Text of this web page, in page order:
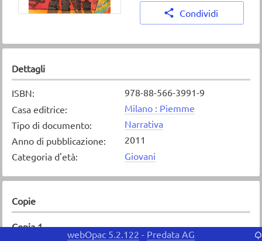
Condividi
Dettagli
ISBN:
978-88-566-3991-9
Casa editrice:
Milano : Piemme
Tipo di documento:
Narrativa
Anno di pubblicazione:
2011
Categoria d'età: Giovani
Copie
Copia 1
webOpac 5.2.122 - Predata AG